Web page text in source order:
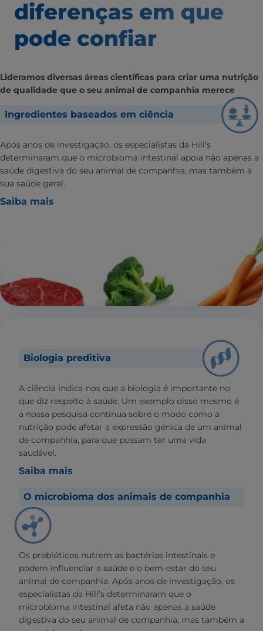
diferenças em que
pode confiar
Lideramos diversas áreas científicas para criar uma nutrição
de qualidade que o seu animal de companhia merece
Ingredientes baseados em ciência
Após anos de investigação, os especialistas da Hill’s
determinaram que o microbioma intestinal apoia não apenas a
saúde digestiva do seu animal de companhia, mas também a
sua saúde geral.
Saiba mais
Biologia preditiva
A ciência indica-nos que a biologia é importante no
que diz respeito à saúde. Um exemplo disso mesmo é
a nossa pesquisa contínua sobre o modo como a
nutrição pode afetar a expressão génica de um animal
de companhia, para que possam ter uma vida
saudável.
Saiba mais
O microbioma dos animais de companhia
Os prebióticos nutrem as bactérias intestinais e
podem influenciar a saúde e o bem-estar do seu
animal de companhia. Após anos de investigação, os
especialistas da Hill’s determinaram que o
microbioma intestinal afeta não apenas a saúde
digestiva do seu animal de companhia, mas também a